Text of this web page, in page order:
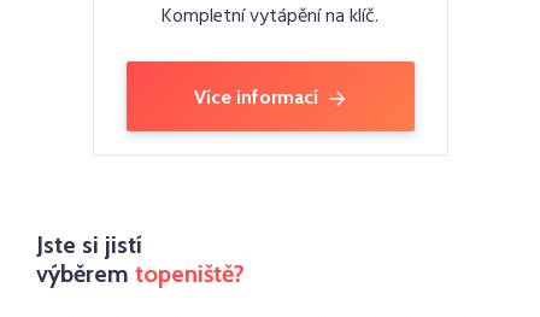
Kompletní vytápění na klíč.
Více informací
Jste si jistí
výběrem topeniště?